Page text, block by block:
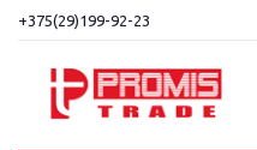
+375(29)199-92-23